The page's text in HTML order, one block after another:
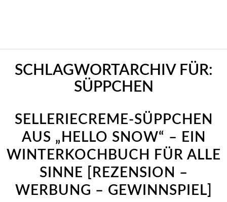
SCHLAGWORTARCHIV FÜR:
SÜPPCHEN
SELLERIECREME-SÜPPCHEN
AUS „HELLO SNOW“ – EIN
WINTERKOCHBUCH FÜR ALLE
SINNE [REZENSION –
WERBUNG – GEWINNSPIEL]